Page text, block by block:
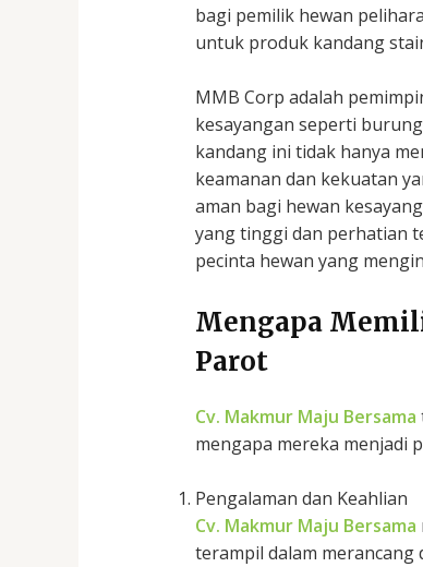
bagi pemilik hewan
untuk produk kandang
MMB Corp adalah
kesayangan seperti
kandang ini tidak hanya
keamanan dan kekuatan
aman bagi hewan
yang tinggi dan perhatian
pecinta hewan yang
Mengapa
Parot
Cv. Makmur Maju Bersama
mengapa mereka menjadi
Pengalaman dan Keahlian
Cv. Makmur Maju Bersama
terampil dalam